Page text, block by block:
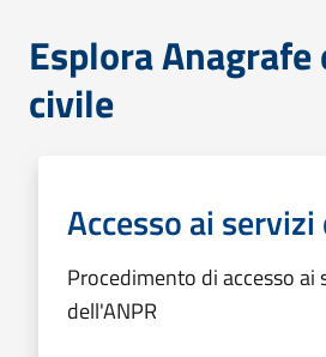
Esplora
civile
Accesso ai
Procedimento di accesso ai
dell'ANPR